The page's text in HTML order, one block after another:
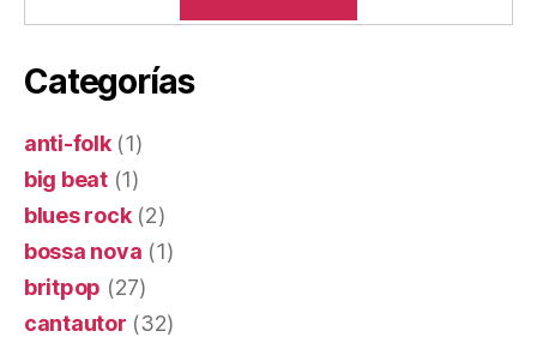
Categorías
anti-folk(1)
big beat(1)
blues rock(2)
bossa nova (1)
britpop (27)
cantautor (32)